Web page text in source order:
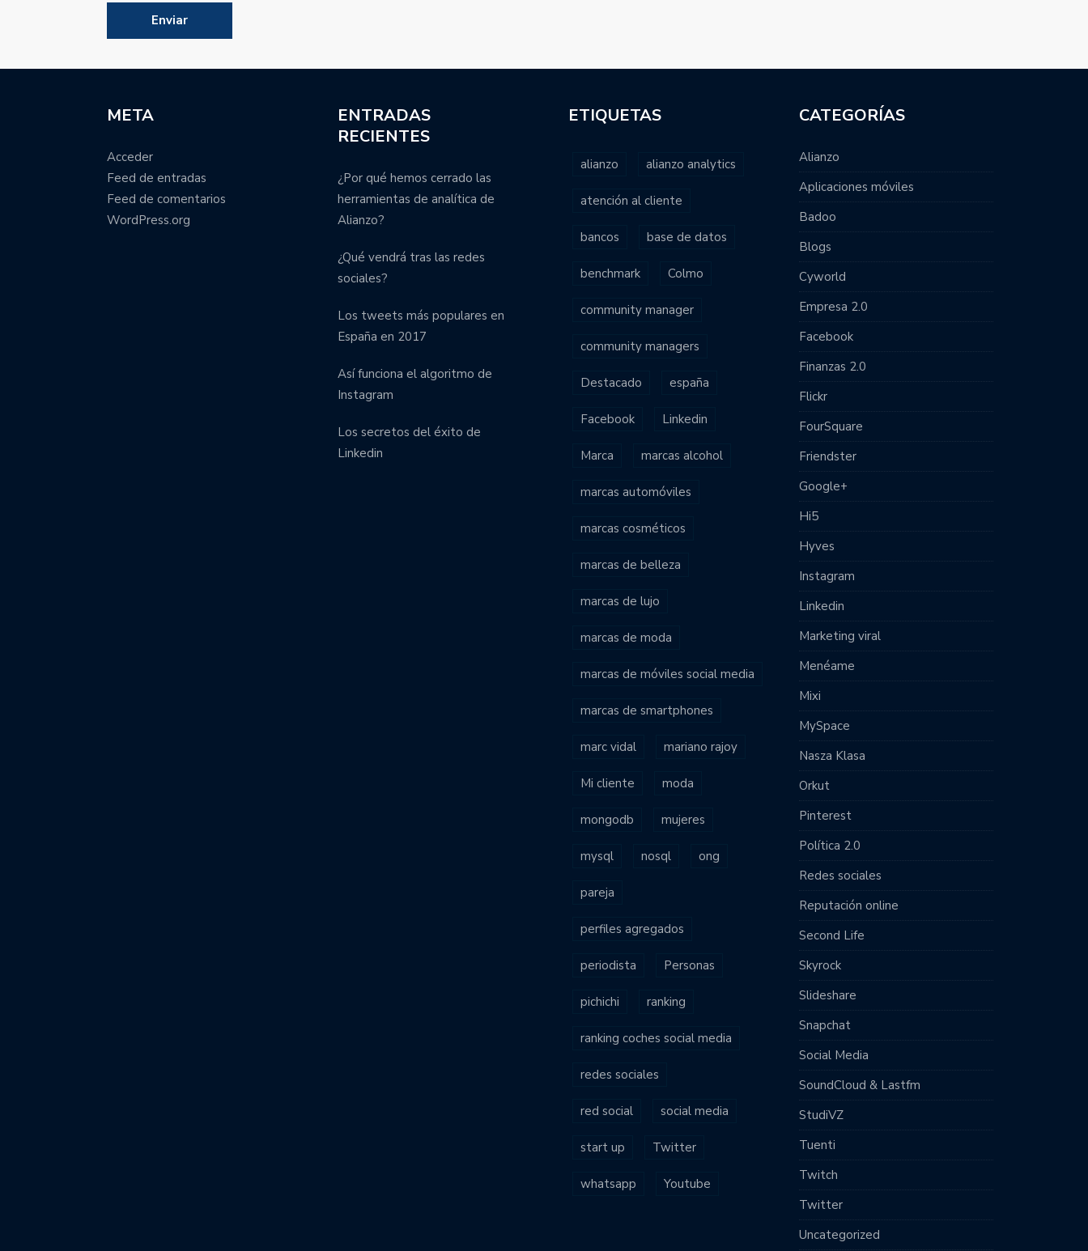
META
Acceder
Feed de entradas
Feed de comentarios
WordPress.org
ENTRADAS
RECIENTES
¿Por qué hemos cerrado las
herramientas de analítica de
Alianzo?
¿Qué vendrá tras las redes
sociales?
Los tweets más populares en
España en 2017
Así funciona el algoritmo de
Instagram
Los secretos del éxito de
Linkedin
ETIQUETAS
alianzo alianzo analytics
atención al cliente
bancos base de datos
benchmark Colmo
community manager
community managers
Destacado españa
Facebook Linkedin
Marca marcas alcohol
marcas automóviles
marcas cosméticos
marcas de belleza
marcas de lujo
marcas de moda
marcas de móviles social media
marcas de smartphones
marc vidal mariano rajoy
Mi cliente moda
mongodb mujeres
mysql nosql ong
pareja
perfiles agregados
periodista Personas
pichichi ranking
ranking coches social media
redes sociales
red social social media
start up Twitter
whatsapp Youtube
CATEGORÍAS
Alianzo
Aplicaciones móviles
Badoo
Blogs
Cyworld
Empresa 2.0
Facebook
Finanzas 2.0
Flickr
FourSquare
Friendster
Google+
Hi5
Hyves
Instagram
Linkedin
Marketing viral
Menéame
Mixi
MySpace
Nasza Klasa
Orkut
Pinterest
Política 2.0
Redes sociales
Reputación online
Second Life
Skyrock
Slideshare
Snapchat
Social Media
SoundCloud & Lastfm
StudiVZ
Tuenti
Twitch
Twitter
Uncategorized